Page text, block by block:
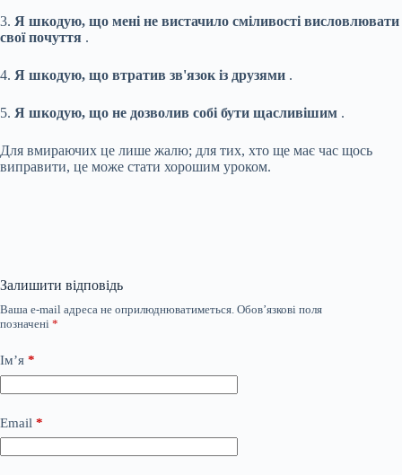
3. Я шкодую, що мені не вистачило сміливості висловлювати
своїпочуття .
4. Я шкодую, що втратив зв'язок із друзями .
5. Я шкодую, що не дозволив собі бути щасливішим .
Для вмираючих це лише жалю; для тих, хто ще має час щось
виправити, це може стати хорошим уроком.
Залишити відповідь
Ваша e-mail адреса не оприлюднюватиметься. Обов’язкові поля
позначені *
Ім’я *
Email *